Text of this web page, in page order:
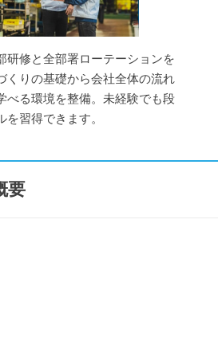
研修と全部署ローテーションを
くりの基礎から会社全体の流れ
べる環境を整備。未経験でも段
を習得できます。
要